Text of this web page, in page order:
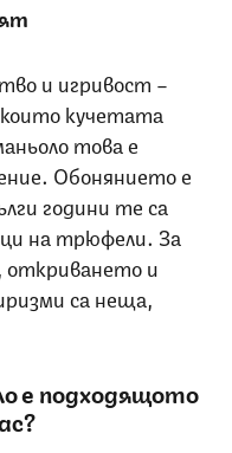
и игривост –
кучетата
това е
Обонянието е
години те са
на трюфели. За
и
са неща,
е подходящото